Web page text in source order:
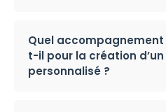
Quel accompagnement
t-il pour la création
personnalisé ?